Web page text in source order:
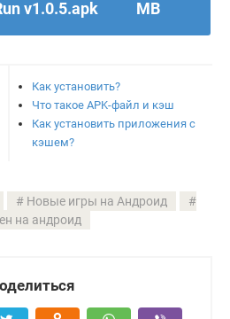
v1.0.5.apk
MB
Как установить?
Что такое APK-файл и кэш
Как установить приложения с
кэшем?
Новые игры на Андроид
на андроид